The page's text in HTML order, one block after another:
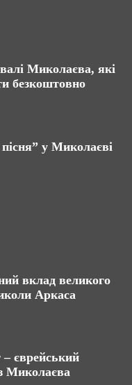
Миколаєва, які
безкоштовно
у Миколаєві
вклад великого
Аркаса
єврейський
Миколаєва